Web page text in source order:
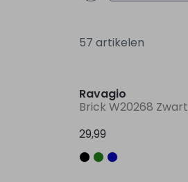
57 artikelen
Ravagio
Brick W20268 Zwart
29,99